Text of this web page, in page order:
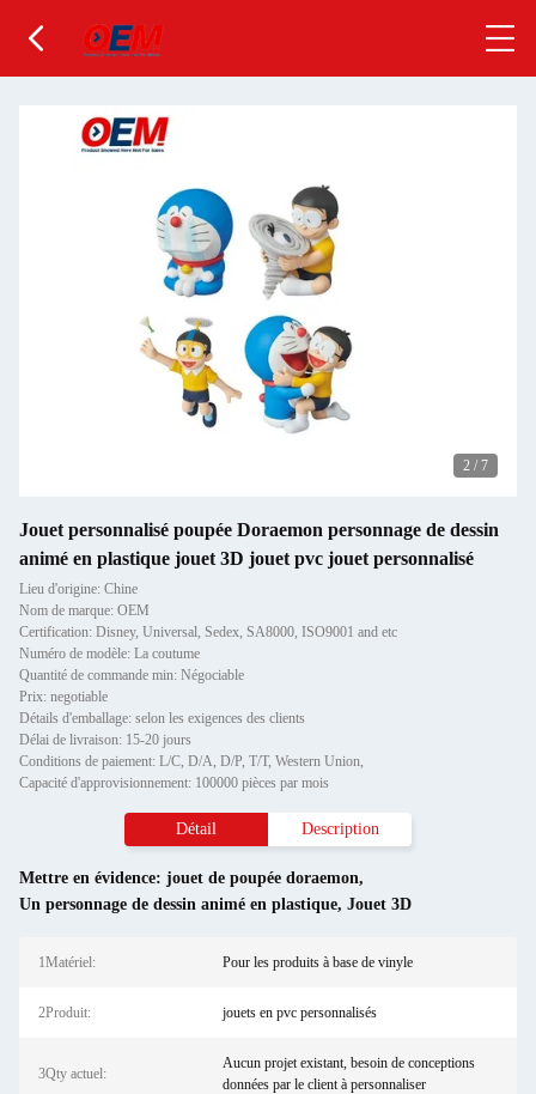
2 / 7
Jouet personnalisé poupée Doraemon personnage de dessin
animé en plastique jouet 3D jouet pvc jouet personnalisé
Lieu d'origine: Chine
Nom de marque: OEM
Certification: Disney, Universal, Sedex, SA8000, ISO9001 and etc
Numéro de modèle: La coutume
Quantité de commande min: Négociable
Prix: negotiable
Détails d'emballage: selon les exigences des clients
Délai de livraison: 15-20 jours
Conditions de paiement: L/C, D/A, D/P, T/T, Western Union,
Capacité d'approvisionnement: 100000 pièces par mois
Détail Description
Mettre en évidence: jouet de poupée doraemon,
Un personnage de dessin animé en plastique, Jouet 3D
1Matériel: Pour les produits à base de vinyle
2Produit: jouets en pvc personnalisés
3Qty actuel:
Aucun projet existant, besoin de conceptions
données par le client à personnaliser